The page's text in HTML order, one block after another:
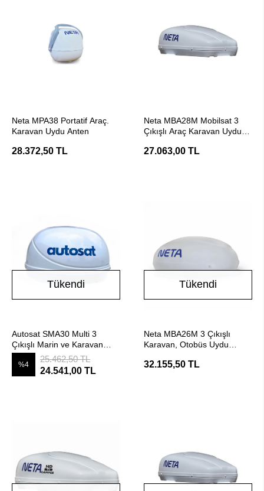
Neta MPA38 Portatif Araç.
Karavan Uydu Anten
28.372,50 TL
Neta MBA28M Mobilsat 3
Çıkışlı Araç Karavan Uydu
27.063,00 TL
Tükendi
Autosat SMA30 Multi 3
Çıkışlı Marin ve Karavan
uyumlu Uydu Anteni
%4
25.462,50 TL
24.541,00 TL
Tükendi
Neta MBA26M 3 Çıkışlı
Karavan, Otobüs Uydu
32.155,50 TL